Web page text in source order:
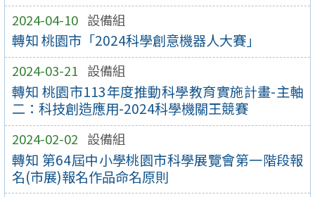
2024-04-10 設備組
轉知 桃園市「2024科學創意機器人大賽」
2024-03-21 設備組
轉知 桃園市113年度推動科學教育實施計畫-主軸
二：科技創造應用-2024科學機關王競賽
2024-02-02 設備組
轉知 第64屆中小學桃園市科學展覽會第一階段報
名(市展)報名作品命名原則